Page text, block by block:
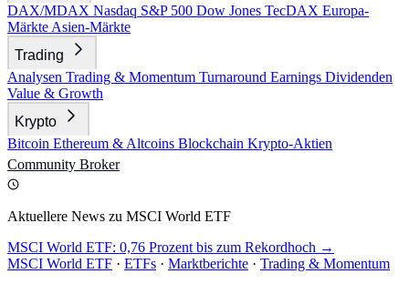
DAX/MDAX Nasdaq S&P 500 Dow Jones TecDAX Europa-
Märkte Asien-Märkte
Trading
Analysen Trading & Momentum Turnaround Earnings Dividenden
Value & Growth
Krypto
Bitcoin Ethereum & Altcoins Blockchain Krypto-Aktien
Community Broker
Aktuellere News zu MSCI World ETF
MSCI World ETF: 0,76 Prozent bis zum Rekordhoch →
MSCI World ETF · ETFs · Marktberichte · Trading & Momentum